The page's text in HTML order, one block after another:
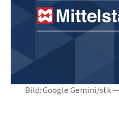
Bild: Google Gemini/stk